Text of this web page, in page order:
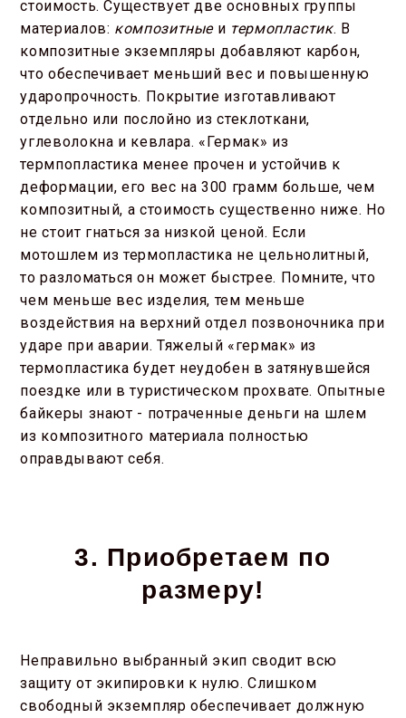
стоимость. Существует две основных группы
материалов: композитныеи термопластик. В
композитные экземпляры добавляют карбон,
что обеспечивает меньший вес и повышенную
ударопрочность. Покрытие изготавливают
отдельно или послойно из стеклоткани,
углеволокна и кевлара. «Гермак» из
термпопластика менее прочен и устойчив к
деформации, его вес на 300 грамм больше, чем
композитный, а стоимость существенно ниже. Но
не стоит гнаться за низкой ценой. Если
мотошлем из термопластика не цельнолитный,
то разломаться он может быстрее. Помните, что
чем меньше вес изделия, тем меньше
воздействия на верхний отдел позвоночника при
ударе при аварии. Тяжелый «гермак» из
термопластика будет неудобен в затянувшейся
поездке или в туристическом прохвате. Опытные
байкеры знают - потраченные деньги на шлем
из композитного материала полностью
оправдывают себя.
3. Приобретаем по
размеру!
Неправильно выбранный экип сводит всю
защиту от экипировки к нулю. Слишком
свободный экземпляр обеспечивает должную